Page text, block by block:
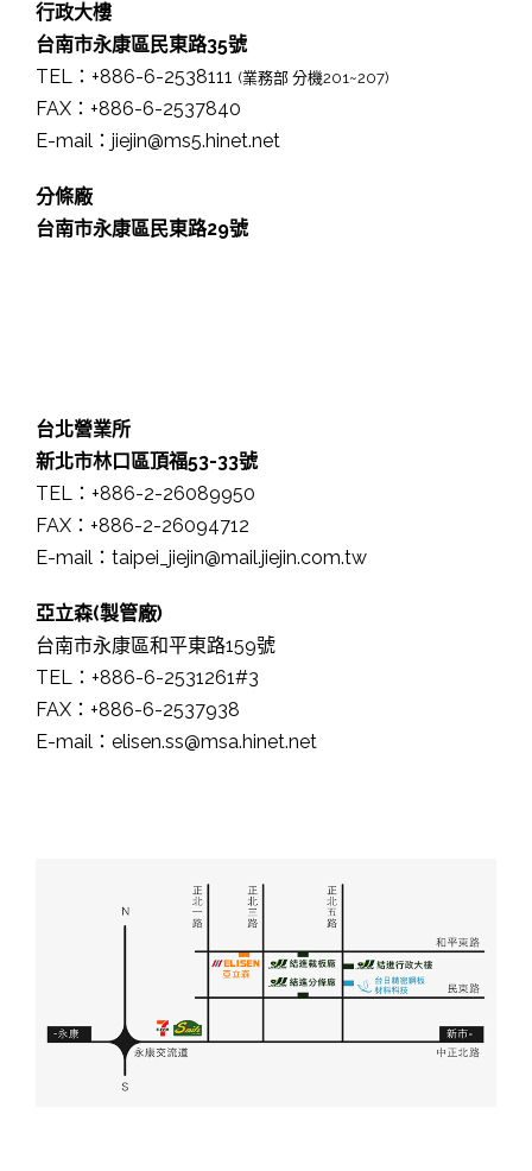
行政大樓
台南市永康區民東路35號
TEL：+886-6-2538111 (業務部 分機201~207)
FAX：+886-6-2537840
E-mail：jiejin@ms5.hinet.net
分條廠
台南市永康區民東路29號
台北營業所
新北市林口區頂福53-33號
TEL：+886-2-26089950
FAX：+886-2-26094712
E-mail：taipei_jiejin@mail.jiejin.com.tw
亞立森(製管廠)
台南市永康區和平東路159號
TEL：+886-6-2531261#3
FAX：+886-6-2537938
E-mail：elisen.ss@msa.hinet.net